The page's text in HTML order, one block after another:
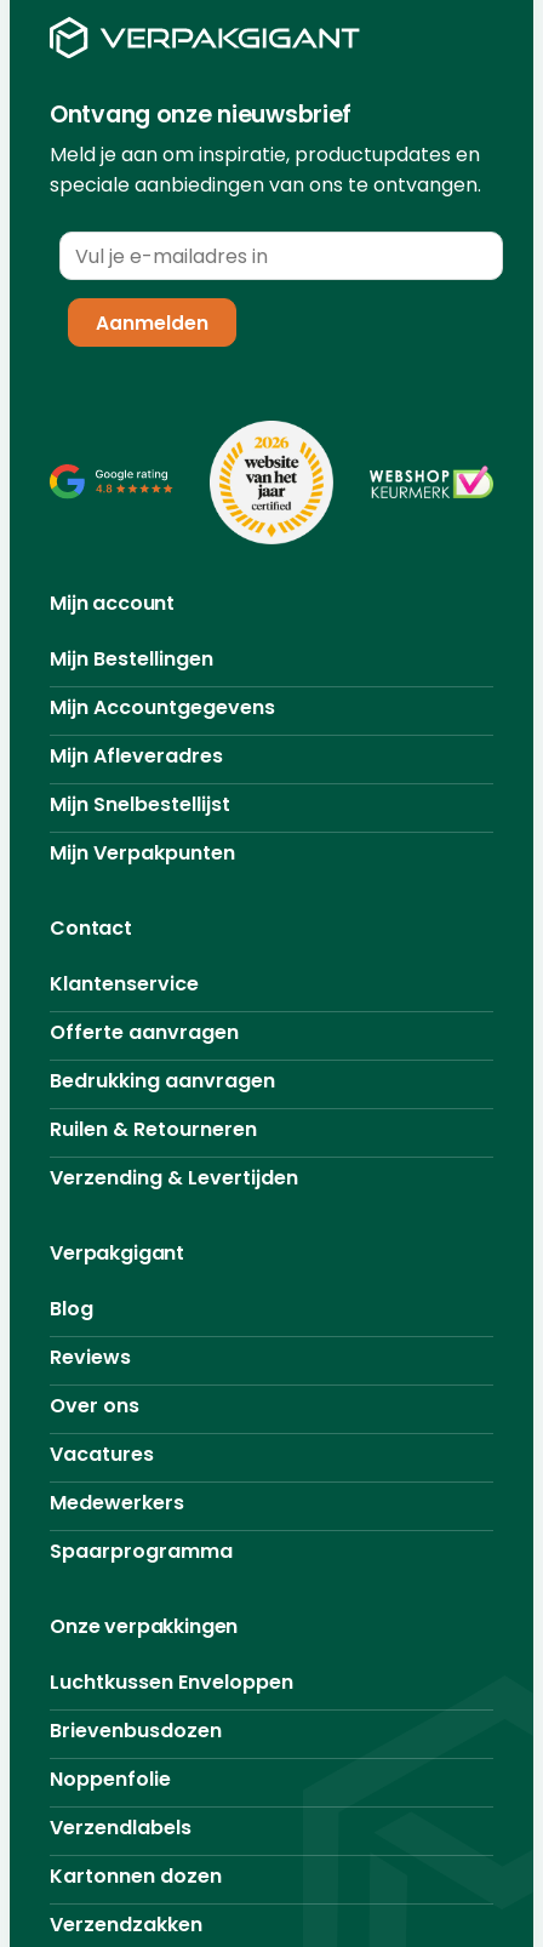
Ontvang onze nieuwsbrief
Meld je aan om inspiratie, productupdates en
speciale aanbiedingen van ons te ontvangen.
Mijn account
Mijn Bestellingen
Mijn Accountgegevens
Mijn Afleveradres
Mijn Snelbestellijst
Mijn Verpakpunten
Contact
Klantenservice
Offerte aanvragen
Bedrukking aanvragen
Ruilen & Retourneren
Verzending & Levertijden
Verpakgigant
Blog
Reviews
Over ons
Vacatures
Medewerkers
Spaarprogramma
Onze verpakkingen
Luchtkussen Enveloppen
Brievenbusdozen
Noppenfolie
Verzendlabels
Kartonnen dozen
Verzendzakken